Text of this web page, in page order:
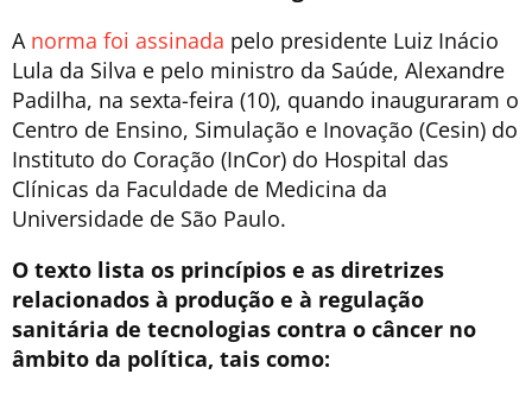
A norma foi assinada pelo presidente Luiz Inácio
Lula da Silva e pelo ministro da Saúde, Alexandre
Padilha, na sexta-feira (10), quando inauguraram o
Centro de Ensino, Simulação e Inovação (Cesin) do
Instituto do Coração (InCor) do Hospital das
Clínicas da Faculdade de Medicina da
Universidade de São Paulo.
O texto lista os princípios e as diretrizes
relacionados à produção e à regulação
sanitária de tecnologias contra o câncer no
âmbito da política, tais como: